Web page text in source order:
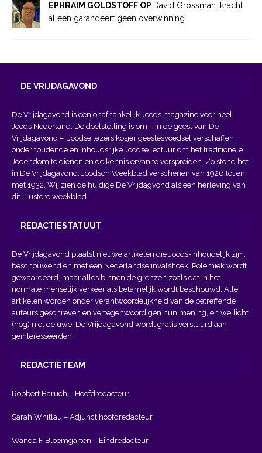
EPHRAIM GOLDSTOFF OP David Grossman: kracht
alleen garandeert geen overwinning
DE VRIJDAGAVOND
De Vrijdagavond is een onafhankelijk Joods magazine voor heel
Joods Nederland. De doelstelling is om – in de geest van De
Vrijdagavond – Joodse lezers kosjer geestesvoedsel verschaffen,
onderhoudende en inhoudsrijke Joodse lectuur om het traditionele
Jodendom te dienen en de kennis ervan te verspreiden. Zo stond het
in De Vrijdagavond, Joodsch Weekblad verschenen van 1926 tot en
met 1932. Wij zien de huidige De Vrijdagvond als een herleving van
dit illustere weekblad.
REDACTIESTATUUT
De Vrijdagavond plaatst nieuwe artikelen die Joods-inhoudelijk zijn,
beschouwend en met een Nederlandse invalshoek. Polemiek wordt
gewaardeerd, maar alles binnen de grenzen zoals dat in het
normale menselijk verkeer als betamelijk wordt beschouwd. Alle
artikelen worden onder verantwoordelijkheid van de betreffende
auteurs geschreven en vertegenwoordigen hun mening, en wellicht
(nog) niet de uwe. De Vrijdagavond wordt gratis verstuurd aan
geïnteresseerden.
REDACTIETEAM
Robbert Baruch – Hoofdredacteur
Sarah Whitlau – Adjunct hoofdredacteur
Wanda F Bloemgarten – Eindredacteur